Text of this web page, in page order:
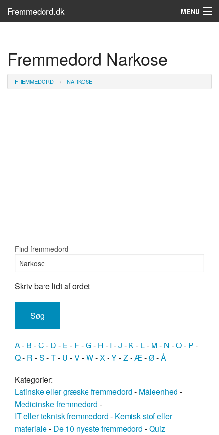
Fremmedord.dk MENU
Søg...
Find bøger
Fremmedord Narkose
FREMMEDORD NARKOSE
Find fremmedord
Skriv bare lidt af ordet
A- B -C - D - E - F-G- H - I -J - K- L- M- N -O- P -
Q- R -S -T- U -V-W-X-Y-Z-Æ-Ø-Å
Kategorier:
Latinske eller græske fremmedord - Måleenhed -
Medicinske fremmedord -
IT eller teknisk fremmedord - Kemisk stof eller
materiale- De 10 nyeste fremmedord -Quiz